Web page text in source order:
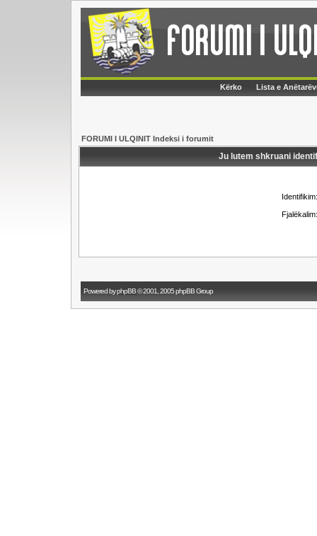
Kërko Lista e
FORUMI I ULQINIT Indeksi i forumit
Ju lutem shkruani
Identifikim:
Fjalëkalim:
Powered byphpBB© 2001, 2005 phpBB Group